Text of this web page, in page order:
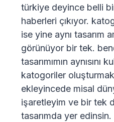
türkiye deyince belli
haberleri çıkıyor.
ise yine aynı tasarım
görünüyor bir tek.
tasarımımın aynısını
katogoriler
ekleyincede misal
işaretleyim ve bir tek
tasarımda yer